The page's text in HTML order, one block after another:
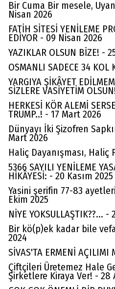
Bir Cuma Bir mesele,
Nisan 2026
FATİH SİTESİ YENİLEME
EDİYOR - 09 Nisan 2026
YAZIKLAR OLSUN BİZE! -
OSMANLI SADECE 34
YARGIYA ŞİKÂYET
SİZLERE VASİYETİM
HERKESİ KÖR ALEMİ
TRUMP..! - 17 Mart 2026
Dünyayı İki Şizofren
Mart 2026
Haliç Dayanışması, Haliç
5366 SAYILI YENİLEME
HİKÂYESİ: - 20 Kasım 2025
Yasini şerifin 77-83
Ekim 2025
NİYE YOKSULLAŞTIK??...
Bir kö(p)ek kadar bile
2024
SİVAS'TA ERMENİ
Çiftçileri Üretemez Hale
Şirketlere Kiraya Ver! - 28